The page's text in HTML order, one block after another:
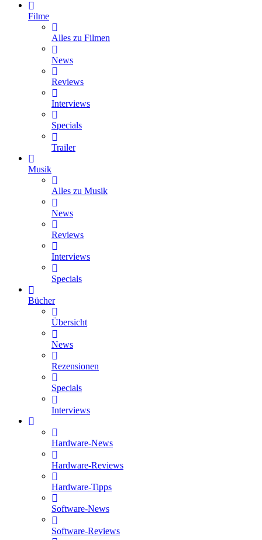
Filme
Alles zu Filmen
News
Reviews
Interviews
Specials
Trailer
Musik
Alles zu Musik
News
Reviews
Interviews
Specials
Bücher
Übersicht
News
Rezensionen
Specials
Interviews
Hardware-News
Hardware-Reviews
Hardware-Tipps
Software-News
Software-Reviews